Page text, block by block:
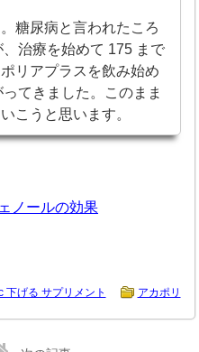
糖尿病と言われたころ
治療を始めて 175 まで
リアプラスを飲み始め
てきました。このまま
こうと思います。
ノールの効果
下げる サプリメント アカポリ